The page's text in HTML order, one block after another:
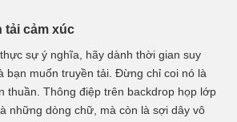
tải cảm xúc
sự ý nghĩa, hãy dành thời gian suy
bạn muốn truyền tải. Đừng chỉ coi nó là
thuần. Thông điệp trên backdrop họp lớp
những dòng chữ, mà còn là sợi dây vô